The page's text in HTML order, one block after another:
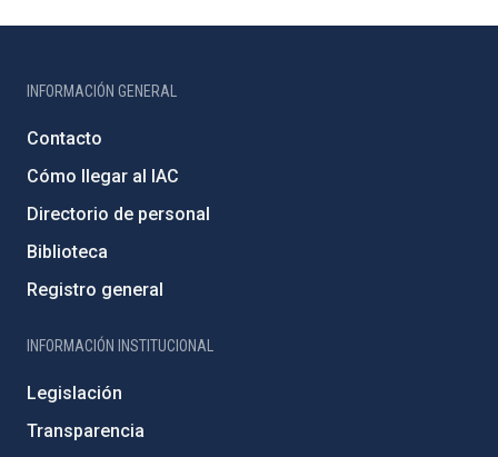
INFORMACIÓN GENERAL
Contacto
Cómo llegar al IAC
Directorio de personal
Biblioteca
Registro general
INFORMACIÓN INSTITUCIONAL
Legislación
Transparencia